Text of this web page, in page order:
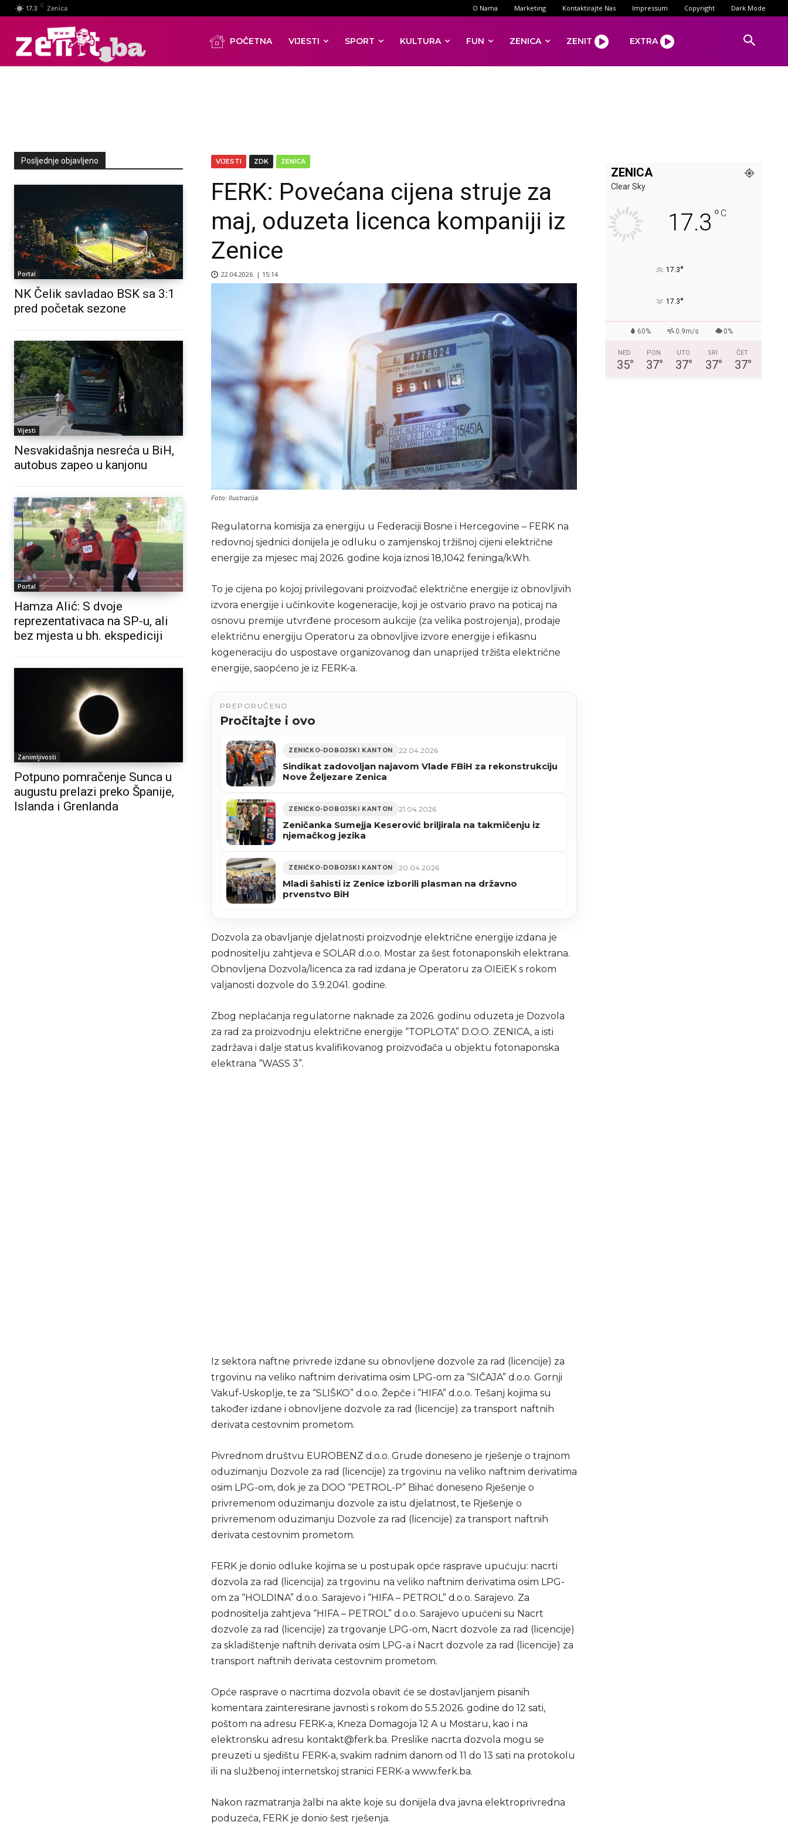
17.3 C Zenica O Nama Marketing Kontaktirajte Nas Impressum Copyright Dark Mode
POČETNA VIJESTI SPORT KULTURA FUN ZENICA ZENIT EXTRA
Posljednje objavljeno
Portal
NK Čelik savladao BSK sa 3:1
pred početak sezone
Vijesti
Nesvakidašnja nesreća u BiH,
autobus zapeo u kanjonu
Portal
Hamza Alić: S dvoje
reprezentativaca na SP-u, ali
bez mjesta u bh. ekspediciji
Zanimljivosti
Potpuno pomračenje Sunca u
augustu prelazi preko Španije,
Islanda i Grenlanda
VIJESTI ZDK ZENICA
FERK: Povećana cijena struje za
maj, oduzeta licenca kompaniji iz
Zenice
22.04.2026. | 15:14
Foto: Ilustracija
Regulatorna komisija za energiju u Federaciji Bosne i Hercegovine – FERK na
redovnoj sjednici donijela je odluku o zamjenskoj tržišnoj cijeni električne
energije za mjesec maj 2026. godine koja iznosi 18,1042 feninga/kWh.
To je cijena po kojoj privilegovani proizvođač električne energije iz obnovljivih
izvora energije i učinkovite kogeneracije, koji je ostvario pravo na poticaj na
osnovu premije utvrđene procesom aukcije (za velika postrojenja), prodaje
električnu energiju Operatoru za obnovljive izvore energije i efikasnu
kogeneraciju do uspostave organizovanog dan unaprijed tržišta električne
energije, saopćeno je iz FERK-a.
PREPORUČENO
Pročitajte i ovo
ZENIČKO-DOBOJSKI KANTON 22.04.2026
Sindikat zadovoljan najavom Vlade FBiH za rekonstrukciju
Nove Željezare Zenica
ZENIČKO-DOBOJSKI KANTON 21.04.2026
Zeničanka Sumejja Keserović briljirala na takmičenju iz
njemačkog jezika
ZENIČKO-DOBOJSKI KANTON 20.04.2026
Mladi šahisti iz Zenice izborili plasman na državno
prvenstvo BiH
Dozvola za obavljanje djelatnosti proizvodnje električne energije izdana je
podnositelju zahtjeva e SOLAR d.o.o. Mostar za šest fotonaponskih elektrana.
Obnovljena Dozvola/licenca za rad izdana je Operatoru za OIEiEK s rokom
valjanosti dozvole do 3.9.2041. godine.
Zbog neplaćanja regulatorne naknade za 2026. godinu oduzeta je Dozvola
za rad za proizvodnju električne energije “TOPLOTA” D.O.O. ZENICA, a isti
zadržava i dalje status kvalifikovanog proizvođača u objektu fotonaponska
elektrana “WASS 3”.
Iz sektora naftne privrede izdane su obnovljene dozvole za rad (licencije) za
trgovinu na veliko naftnim derivatima osim LPG-om za “SIČAJA” d.o.o. Gornji
Vakuf-Uskoplje, te za “SLIŠKO” d.o.o. Žepče i “HIFA” d.o.o. Tešanj kojima su
također izdane i obnovljene dozvole za rad (licencije) za transport naftnih
derivata cestovnim prometom.
Pivrednom društvu EUROBENZ d.o.o. Grude doneseno je rješenje o trajnom
oduzimanju Dozvole za rad (licencije) za trgovinu na veliko naftnim derivatima
osim LPG-om, dok je za DOO “PETROL-P” Bihać doneseno Rješenje o
privremenom oduzimanju dozvole za istu djelatnost, te Rješenje o
privremenom oduzimanju Dozvole za rad (licencije) za transport naftnih
derivata cestovnim prometom.
FERK je donio odluke kojima se u postupak opće rasprave upućuju: nacrti
dozvola za rad (licencija) za trgovinu na veliko naftnim derivatima osim LPG-
om za “HOLDINA” d.o.o. Sarajevo i “HIFA – PETROL” d.o.o. Sarajevo. Za
podnositelja zahtjeva “HIFA – PETROL” d.o.o. Sarajevo upućeni su Nacrt
dozvole za rad (licencije) za trgovanje LPG-om, Nacrt dozvole za rad (licencije)
za skladištenje naftnih derivata osim LPG-a i Nacrt dozvole za rad (licencije) za
transport naftnih derivata cestovnim prometom.
Opće rasprave o nacrtima dozvola obavit će se dostavljanjem pisanih
komentara zainteresirane javnosti s rokom do 5.5.2026. godine do 12 sati,
poštom na adresu FERK-a, Kneza Domagoja 12 A u Mostaru, kao i na
elektronsku adresu kontakt@ferk.ba. Preslike nacrta dozvola mogu se
preuzeti u sjedištu FERK-a, svakim radnim danom od 11 do 13 sati na protokolu
ili na službenoj internetskoj stranici FERK-a www.ferk.ba.
Nakon razmatranja žalbi na akte koje su donijela dva javna elektroprivredna
poduzeća, FERK je donio šest rješenja.
ZENICA
Clear Sky
17.3 °C
17.3°
17.3°
60% 0.9m/s 0%
NED
35°
PON
37°
UTO
37°
SRI
37°
ČET
37°